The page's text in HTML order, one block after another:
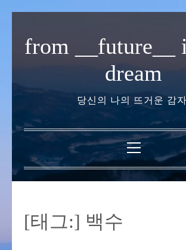
기
from __future__
dream
당신의 나의 뜨거운 감
기
본
메
뉴
[태그:] 백수